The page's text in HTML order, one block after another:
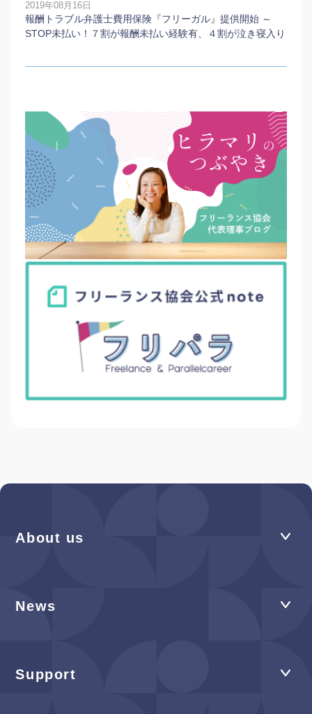
2019年08月16日
報酬トラブル弁護士費用保険『フリーガル』提供開始 ～
STOP未払い！７割が報酬未払い経験有、４割が泣き寝入り
About us
News
Support